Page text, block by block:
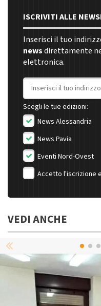
ISCRIVITI ALLE
Inserisci il tuo
newsdirettamente
elettronica.
Indirizzo email
Scegli le tue edizioni:
News Alessandria
News Pavia
Eventi Nord-Ovest
Accetto l'iscrizione
VEDI ANCHE